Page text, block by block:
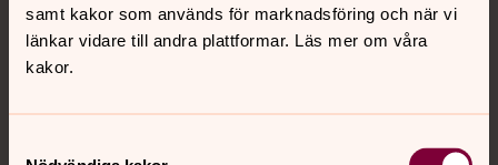
samt kakor som används för marknadsföring och när vi
länkar vidare till andra plattformar. Läs mer om våra
kakor.